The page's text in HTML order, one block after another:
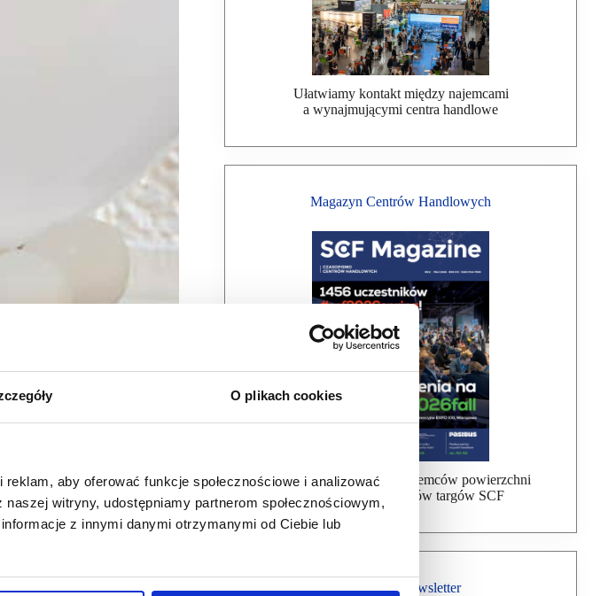
O plikach cookies
aby oferować funkcje społecznościowe i analizować
witryny, udostępniamy partnerom społecznościowym,
z innymi danymi otrzymanymi od Ciebie lub
sieci RITUALS. Umowa
otwarcie planowane jest
RITUALS. Oferta sklepów
lecz przystępnych
oraz online, cieszymy się
marki na rynek polski jest
najmuAgata Witkowska,
Ułatwiamy kontakt między najemcami
a wynajmującymi centra handlowe
Magazyn Centrów Handlowych
Bezpłatna wysyłka dla najemców powierzchni
handlowej, uczestników targów SCF
Bezpłatny Newsletter